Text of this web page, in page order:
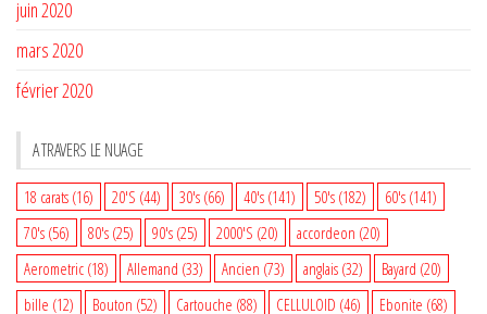
juin 2020
mars 2020
février 2020
A TRAVERS LE NUAGE
18 carats (16) 20'S (44) 30's (66) 40's (141) 50's (182) 60's (141)
70's (56) 80's (25) 90's (25) 2000'S (20) accordeon (20)
Aerometric (18) Allemand (33) Ancien (73) anglais (32) Bayard (20)
bille (12) Bouton (52) Cartouche (88) CELLULOID (46) Ebonite (68)